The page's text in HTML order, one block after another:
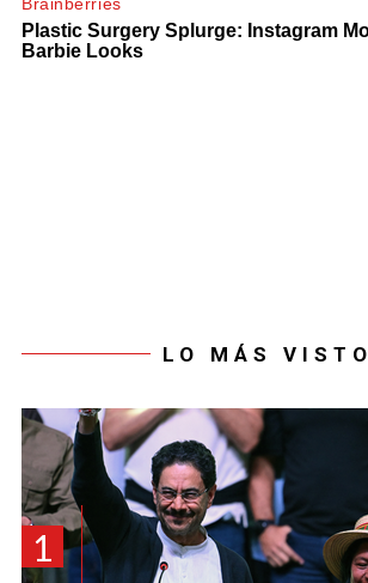
LO MÁS VISTO
1